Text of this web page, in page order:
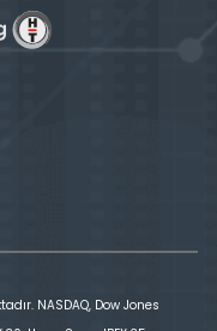
NASDAQ, Dow Jones